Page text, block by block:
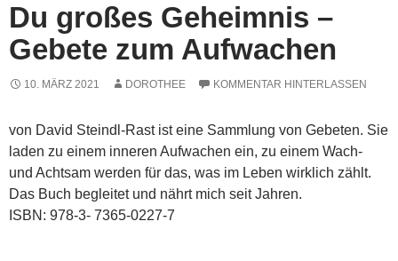
Du großes Geheimnis –
Gebete zum Aufwachen
10. MÄRZ 2021 DOROTHEE KOMMENTAR HINTERLASSEN
von David Steindl-Rast ist eine Sammlung von Gebeten. Sie
laden zu einem inneren Aufwachen ein, zu einem Wach-
und Achtsam werden für das, was im Leben wirklich zählt.
Das Buch begleitet und nährt mich seit Jahren.
ISBN: 978-3- 7365-0227-7